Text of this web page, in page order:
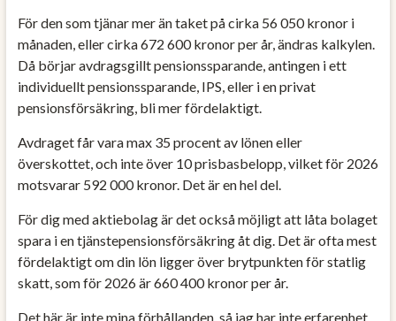
För den som tjänar mer än taket på cirka 56 050 kronor i
månaden, eller cirka 672 600 kronor per år, ändras kalkylen.
Då börjar avdragsgillt pensionssparande, antingen i ett
individuellt pensionssparande, IPS, eller i en privat
pensionsförsäkring, bli mer fördelaktigt.
Avdraget får vara max 35 procent av lönen eller
överskottet, och inte över 10 prisbasbelopp, vilket för 2026
motsvarar 592 000 kronor. Det är en hel del.
För dig med aktiebolag är det också möjligt att låta bolaget
spara i en tjänstepensionsförsäkring åt dig. Det är ofta mest
fördelaktigt om din lön ligger över brytpunkten för statlig
skatt, som för 2026 är 660 400 kronor per år.
Det här är inte mina förhållanden, så jag har inte erfarenhet